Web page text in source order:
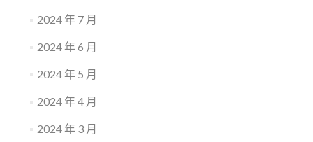
2024 年 7 月
2024 年 6 月
2024 年 5 月
2024 年 4 月
2024 年 3 月